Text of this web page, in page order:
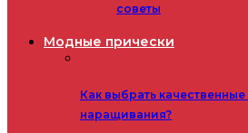
советы
Модные прически
Как выбрать
наращивания?